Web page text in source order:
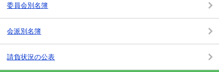
委員会別名簿
会派別名簿
請負状況の公表